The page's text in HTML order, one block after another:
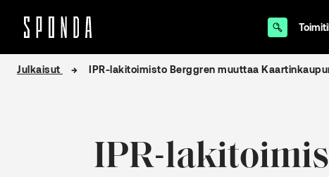
sisältöön
Julkaisut IPR-lakitoimisto Berggren muuttaa
IPR-